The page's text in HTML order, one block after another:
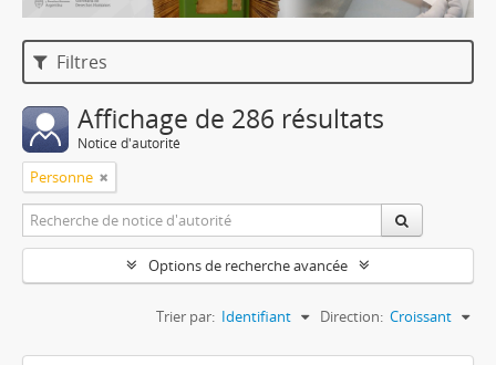
Filtres
Affichage de 286 résultats
Notice d'autorité
Personne
Options de recherche avancée
Trier par: Identifiant Direction: Croissant